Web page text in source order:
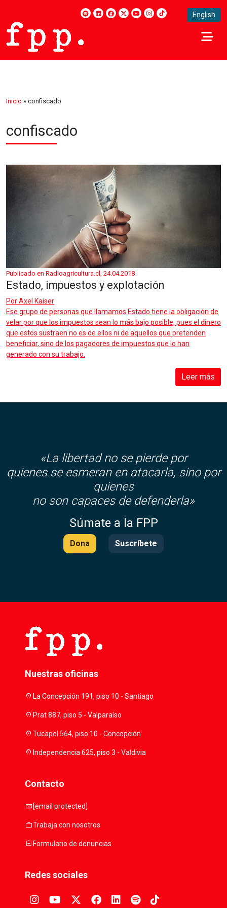
English
Inicio » confiscado
confiscado
Publicado en Radioagricultura.cl, 24.04.2018
Estado, impuestos y explotación
PorAxel Kaiser
Ese grupo de personas que llamamos Estado tiene la obligación de
velar por que los impuestos sean lo más bajo posible, pues el dinero
que estos sustraen no es de ellos ni de aquellos que pretenden
beneficiar, sino de los pagadores de impuestos que lo han
generado con su trabajo.
Leer más
«La libertad no se pierde por
quienes se esmeran en atacarla, sino por
quienes
no son capaces de defenderla»
Súmate a la FPP
Dona Suscríbete
Nuestras oficinas
location_onLa Concepción 191, piso 10 - Santiago
location_onPrat 887, piso 5 - Valparaíso
location_onTucapel 564, piso 10 - Concepción
location_onIndependencia 625, piso 3 - Valdivia
Contacto
mail [email protected]
workTrabaja con nosotros
assignmentFormulario de denuncias
Redes sociales